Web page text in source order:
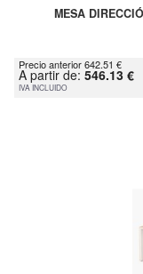
MESA
Precio anterior 642.51 €
A partir de: 546.13 €
IVA INCLUIDO